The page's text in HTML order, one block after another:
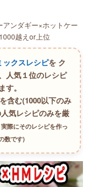
ンダギー×ホットケー
越えor上位
ックスレシピを ク
人気１位のレシピ
。
含む(1000以下のみ
気レシピのみを厳
際にそのレシピを作っ
数です)